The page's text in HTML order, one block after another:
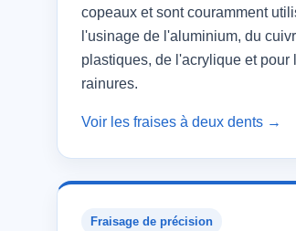
copeaux et sont couramment
l'usinage de l'aluminium, du
plastiques, de l'acrylique et pour
rainures.
Voir les fraises à deux dents →
Fraisage de précision